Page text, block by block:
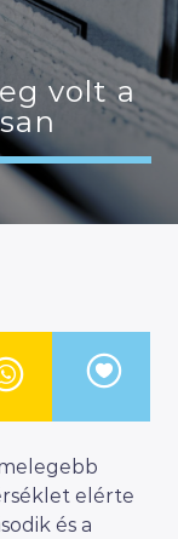
volt a
elérte
és a